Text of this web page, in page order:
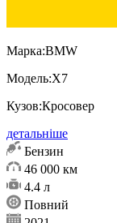
Марка:BMW
Модель:X7
Кузов:Кросовер
детальніше
Бензин
46 000 км
4.4 л
Повний